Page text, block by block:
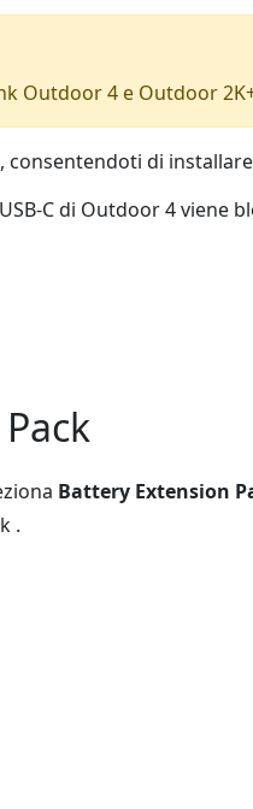
Outdoor 4 e Outdoor
di
C di Outdoor 4 viene
Battery Extension
.